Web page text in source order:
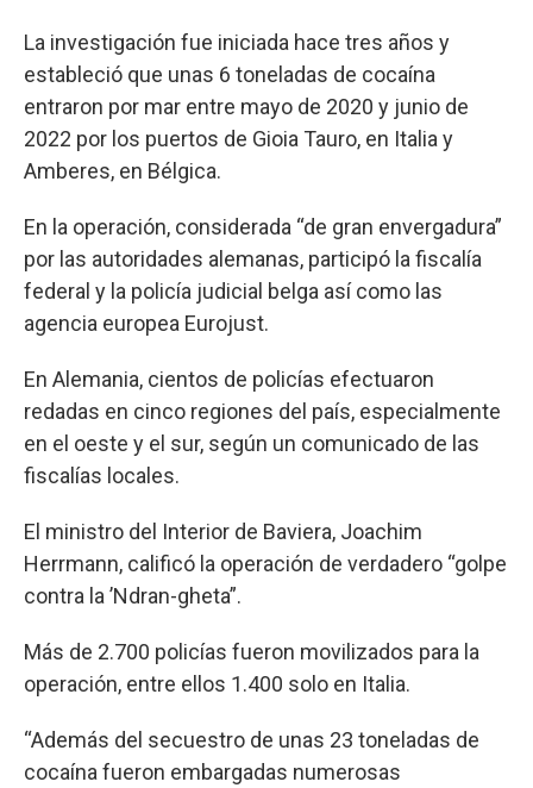
La investigación fue iniciada hace tres años y
estableció que unas 6 toneladas de cocaína
entraron por mar entre mayo de 2020 y junio de
2022 por los puertos de Gioia Tauro, en Italia y
Amberes, en Bélgica.
En la operación, considerada “de gran envergadura”
por las autoridades alemanas, participó la fiscalía
federal y la policía judicial belga así como las
agencia europea Eurojust.
En Alemania, cientos de policías efectuaron
redadas en cinco regiones del país, especialmente
en el oeste y el sur, según un comunicado de las
fiscalías locales.
El ministro del Interior de Baviera, Joachim
Herrmann, calificó la operación de verdadero “golpe
contra la ’Ndran-gheta”.
Más de 2.700 policías fueron movilizados para la
operación, entre ellos 1.400 solo en Italia.
“Además del secuestro de unas 23 toneladas de
cocaína fueron embargadas numerosas